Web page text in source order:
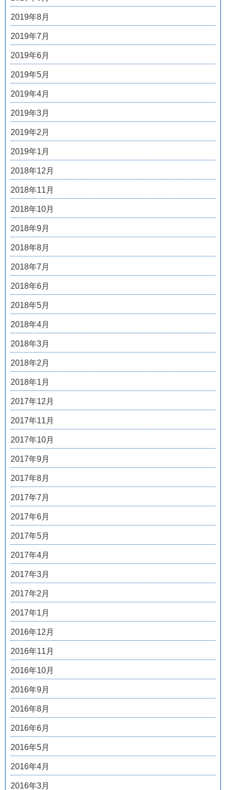
2019年8月
2019年7月
2019年6月
2019年5月
2019年4月
2019年3月
2019年2月
2019年1月
2018年12月
2018年11月
2018年10月
2018年9月
2018年8月
2018年7月
2018年6月
2018年5月
2018年4月
2018年3月
2018年2月
2018年1月
2017年12月
2017年11月
2017年10月
2017年9月
2017年8月
2017年7月
2017年6月
2017年5月
2017年4月
2017年3月
2017年2月
2017年1月
2016年12月
2016年11月
2016年10月
2016年9月
2016年8月
2016年6月
2016年5月
2016年4月
2016年3月